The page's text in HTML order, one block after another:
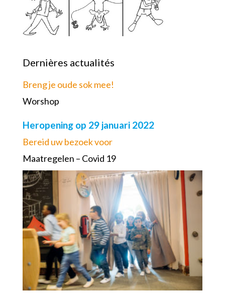
Dernières actualités
Breng je oude sok mee!
Worshop
Heropening op 29 januari 2022
Bereid uw bezoek voor
Maatregelen – Covid 19